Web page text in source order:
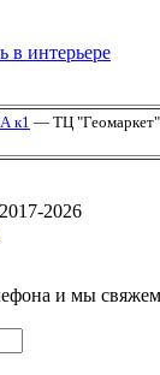
в интерьере
к1 — ТЦ "Геомаркет"
2026
и мы